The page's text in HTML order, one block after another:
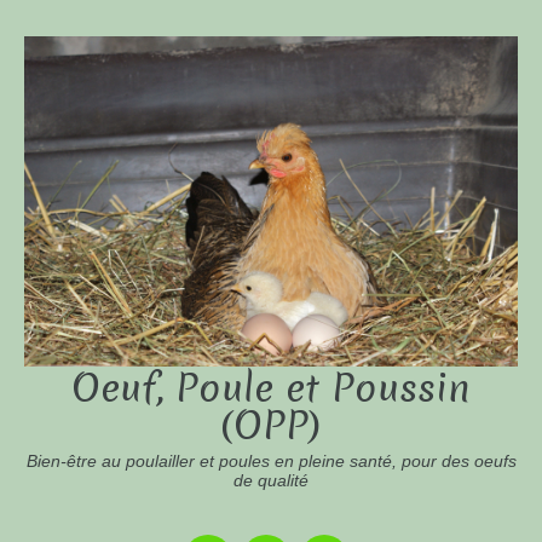
Oeuf, Poule et Poussin
(OPP)
Bien-être au poulailler et poules en pleine santé, pour des oeufs
de qualité